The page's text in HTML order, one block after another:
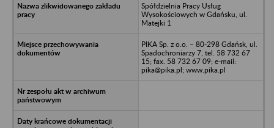
Spółdzielnia Pracy Usług
Wysokościowych w Gdańsku, ul.
Matejki 1
PIKA Sp. z o.o. – 80-298 Gdańsk, ul.
Spadochroniarzy 7, tel. 58 732 67
15; fax. 58 732 67 09; e-mail:
pika@pika.pl; www.pika.pl